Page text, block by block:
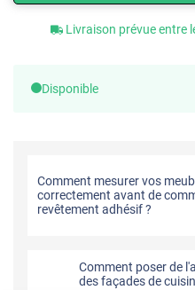
Livraison prévue entre
Disponible
Comment mesurer vos
correctement avant de
revêtement adhésif ?
Comment poser de
des façades de